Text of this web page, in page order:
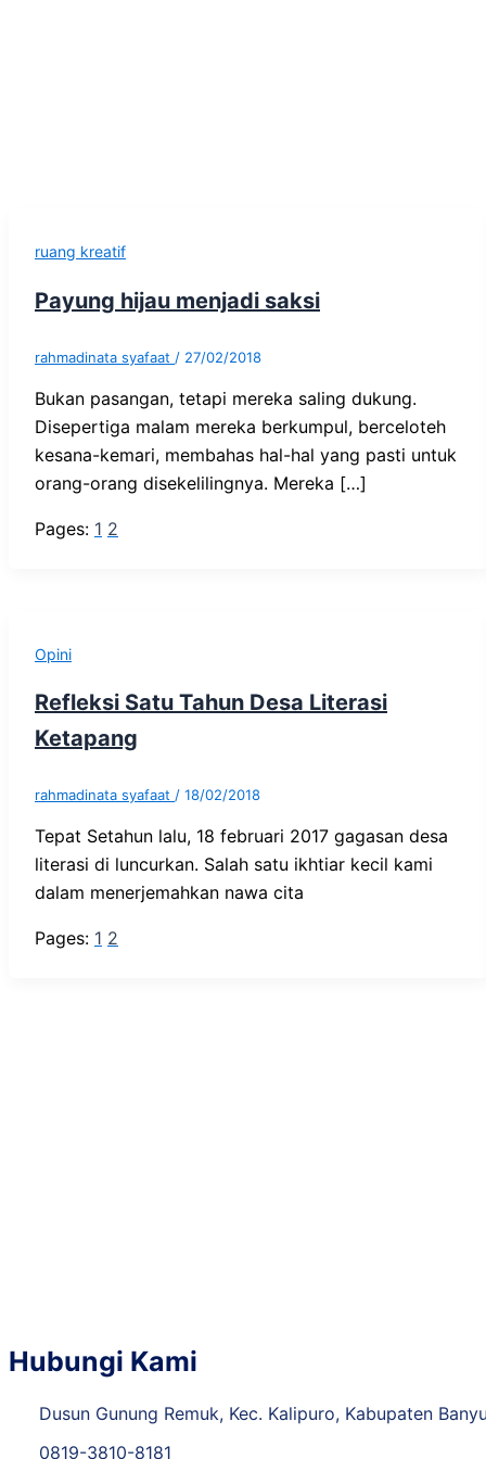
ruang kreatif
Payung hijau menjadi saksi
rahmadinata syafaat / 27/02/2018
Bukan pasangan, tetapi mereka saling dukung.
Disepertiga malam mereka berkumpul, berceloteh
kesana-kemari, membahas hal-hal yang pasti untuk
orang-orang disekelilingnya. Mereka […]
Pages: 1 2
Opini
Refleksi Satu Tahun Desa Literasi
Ketapang
rahmadinata syafaat / 18/02/2018
Tepat Setahun lalu, 18 februari 2017 gagasan desa
literasi di luncurkan. Salah satu ikhtiar kecil kami
dalam menerjemahkan nawa cita
Pages: 1 2
Hubungi Kami
Dusun Gunung Remuk, Kec. Kalipuro, Kabupaten
0819-3810-8181